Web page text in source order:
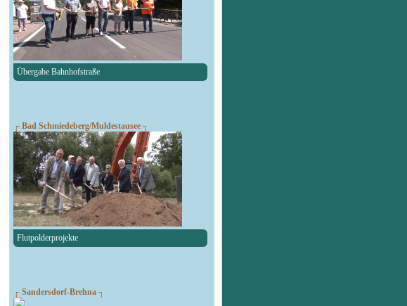
Übergabe Bahnhofstraße
┌ Bad Schmiedeberg/Muldestausee ┐
Flutpolderprojekte
┌ Sandersdorf-Brehna ┐